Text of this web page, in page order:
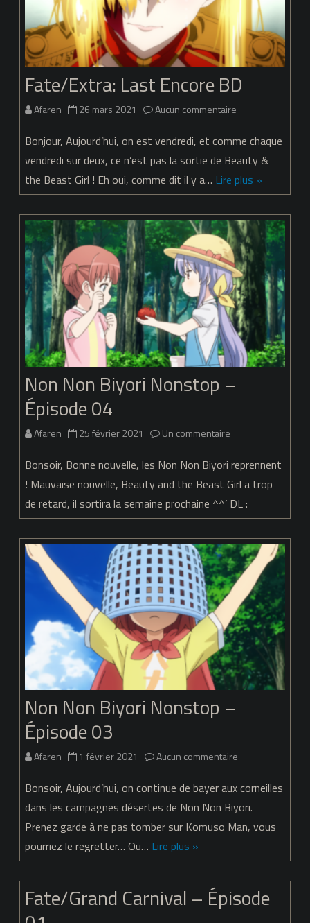
commence
d’un
slurp
Fate/Extra: Last Encore BD
Afaren 26 mars 2021 Aucun commentaire
Last
Encore
Bonjour, Aujourd’hui, on est vendredi, et comme chaque
vendredi sur deux, ce n’est pas la sortie de Beauty &
the Beast Girl ! Eh oui, comme dit il y a… Lire plus »
Non Non Biyori Nonstop –
Épisode 04
Afaren 25 février 2021 Un commentaire
Non
Biyori
–
Épisode
04
Bonsoir, Bonne nouvelle, les Non Non Biyori reprennent
! Mauvaise nouvelle, Beauty and the Beast Girl a trop
de retard, il sortira la semaine prochaine ^^’ DL :
Non Non Biyori Nonstop –
Épisode 03
Afaren 1 février 2021 Aucun commentaire
Non
Biyori
–
Épisode
Bonsoir, Aujourd’hui, on continue de bayer aux corneilles
dans les campagnes désertes de Non Non Biyori.
Prenez garde à ne pas tomber sur Komuso Man, vous
pourriez le regretter… Ou… Lire plus »
Fate/Grand Carnival – Épisode